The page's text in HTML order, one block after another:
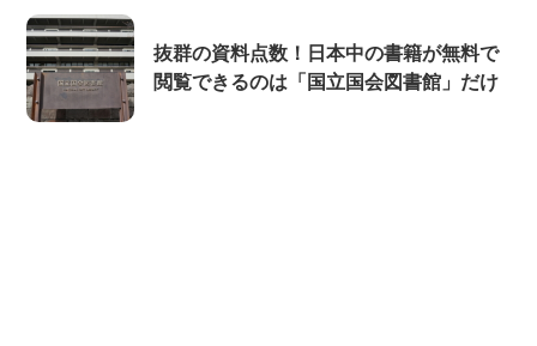
抜群の資料点数！日本中の書籍が無料で
閲覧できるのは「国立国会図書館」だけ